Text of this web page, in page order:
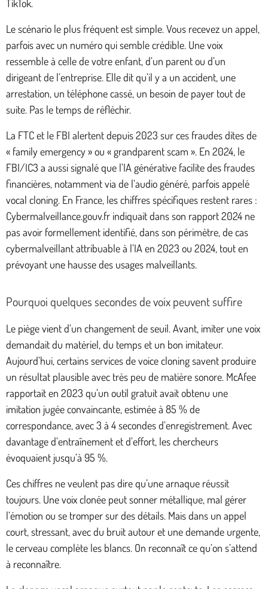
TikTok.
Le scénario le plus fréquent est simple. Vous recevez un appel,
parfois avec un numéro qui semble crédible. Une voix
ressemble à celle de votre enfant, d’un parent ou d’un
dirigeant de l’entreprise. Elle dit qu’il y a un accident, une
arrestation, un téléphone cassé, un besoin de payer tout de
suite. Pas le temps de réfléchir.
La FTC et le FBI alertent depuis 2023 sur ces fraudes dites de
« family emergency » ou « grandparent scam ». En 2024, le
FBI/IC3 a aussi signalé que l’IA générative facilite des fraudes
financières, notamment via de l’audio généré, parfois appelé
vocal cloning. En France, les chiffres spécifiques restent rares :
Cybermalveillance.gouv.fr indiquait dans son rapport 2024 ne
pas avoir formellement identifié, dans son périmètre, de cas
cybermalveillant attribuable à l’IA en 2023 ou 2024, tout en
prévoyant une hausse des usages malveillants.
Pourquoi quelques secondes de voix peuvent suffire
Le piège vient d’un changement de seuil. Avant, imiter une voix
demandait du matériel, du temps et un bon imitateur.
Aujourd’hui, certains services de voice cloning savent produire
un résultat plausible avec très peu de matière sonore. McAfee
rapportait en 2023 qu’un outil gratuit avait obtenu une
imitation jugée convaincante, estimée à 85 % de
correspondance, avec 3 à 4 secondes d’enregistrement. Avec
davantage d’entraînement et d’effort, les chercheurs
évoquaient jusqu’à 95 %.
Ces chiffres ne veulent pas dire qu’une arnaque réussit
toujours. Une voix clonée peut sonner métallique, mal gérer
l’émotion ou se tromper sur des détails. Mais dans un appel
court, stressant, avec du bruit autour et une demande urgente,
le cerveau complète les blancs. On reconnaît ce qu’on s’attend
à reconnaître.